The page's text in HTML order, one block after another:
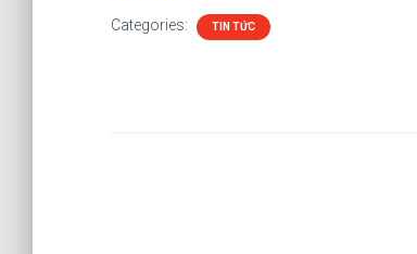
Categories: TIN TỨC